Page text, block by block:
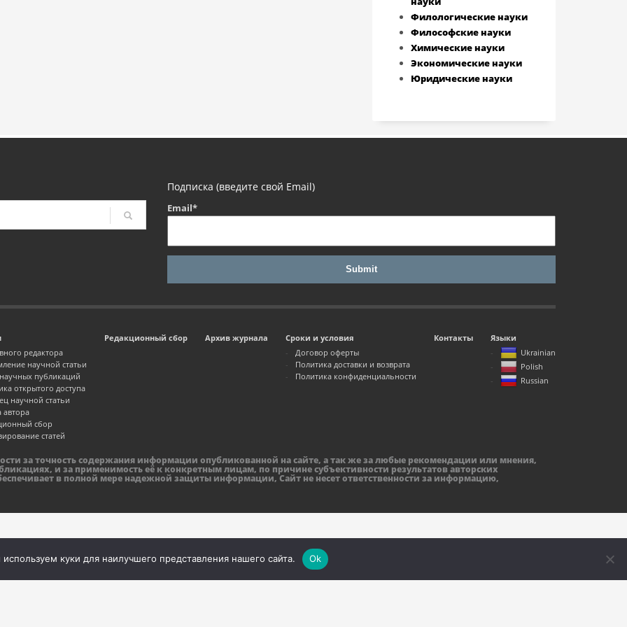
Филологические науки
Философские науки
Химические науки
Экономические науки
Юридические науки
Подписка (введите свой Email)
Email*
редактора
научной статьи
публикаций
открытого доступа
научной статьи
автора
сбор
статей
Редакционный сбор Архив журнала
Сроки и условия
Договор оферты
Политика доставки и возврата
Политика конфиденциальности
Контакты
Языки
Ukrainian
Polish
Russian
за точность содержания информации опубликованной на сайте, а так же за любые рекомендации или мнения,
и за применимость её к конкретным лицам, по причине субъективности результатов авторских
в полной мере надежной защиты информации, Сайт не несет ответственности за информацию,
куки для наилучшего представления нашего сайта. Ok